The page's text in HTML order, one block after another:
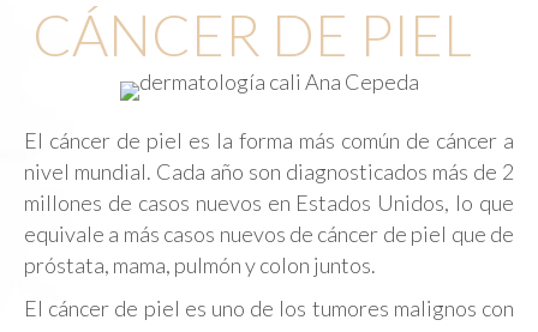
CÁNCER DE PIEL
El cáncer de piel es la forma más común de cáncer a
nivel mundial. Cada año son diagnosticados más de 2
millones de casos nuevos en Estados Unidos, lo que
equivale a más casos nuevos de cáncer de piel que de
próstata, mama, pulmón y colon juntos.
El cáncer de piel es uno de los tumores malignos con